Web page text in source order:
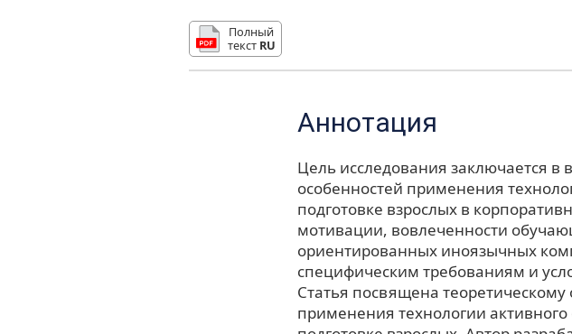
Полный
текст RU
Аннотация
Цель исследования заключается
особенностей применения
подготовке взрослых в
мотивации, вовлеченности
ориентированных иноязычных
специфическим требованиям и
Статья посвящена
применения технологии